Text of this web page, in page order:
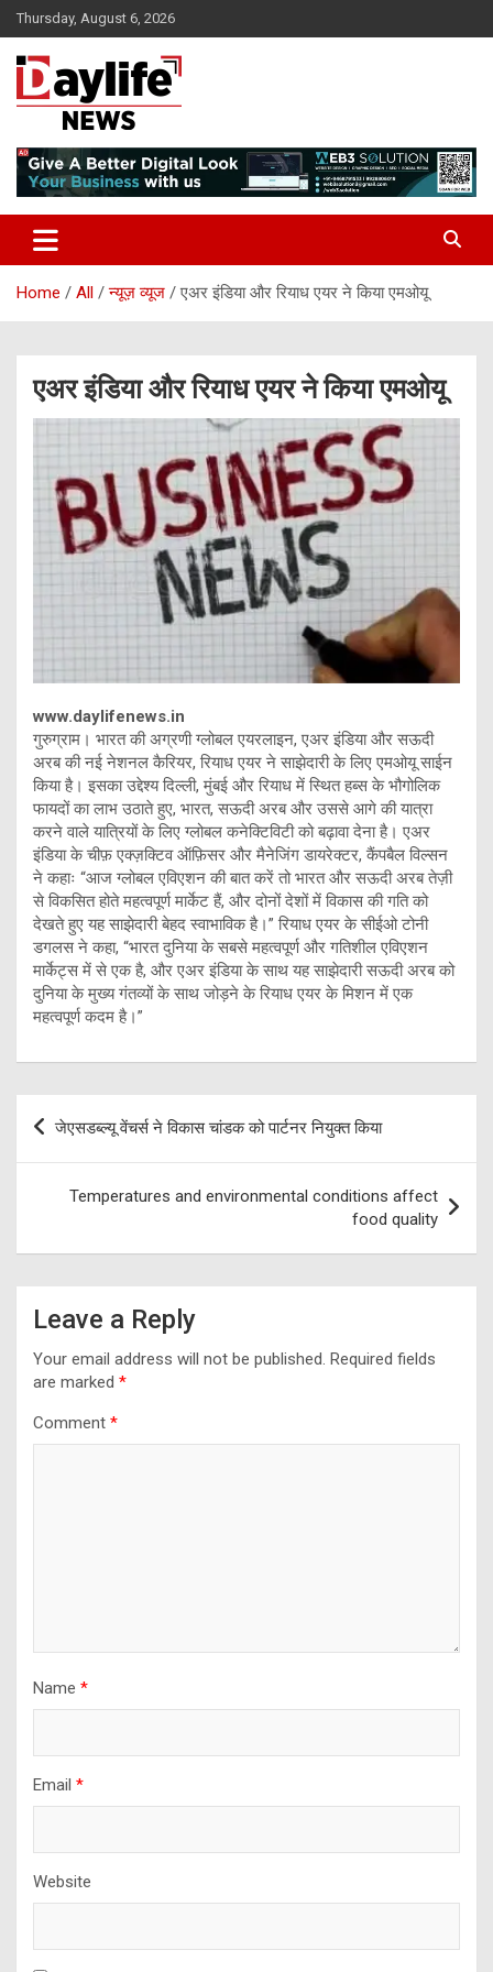
Skip
to
content
Thursday, August 6, 2026
daylifenews
Home All न्यूज़ व्यूज एअर इंडिया और रियाध एयर ने किया एमओयू
एअर इंडिया और रियाध एयर ने किया एमओयू
www.daylifenews.in
गुरुग्राम। भारत की अग्रणी ग्लोबल एयरलाइन, एअर इंडिया और सऊदी
अरब की नई नेशनल कैरियर, रियाध एयर ने साझेदारी के लिए एमओयू साईन
किया है। इसका उद्देश्य दिल्ली, मुंबई और रियाध में स्थित हब्स के भौगोलिक
फायदों का लाभ उठाते हुए, भारत, सऊदी अरब और उससे आगे की यात्रा
करने वाले यात्रियों के लिए ग्लोबल कनेक्टिविटी को बढ़ावा देना है। एअर
इंडिया के चीफ़ एक्ज़क्टिव ऑफ़िसर और मैनेजिंग डायरेक्टर, कैंपबैल विल्सन
ने कहाः “आज ग्लोबल एविएशन की बात करें तो भारत और सऊदी अरब तेज़ी
से विकसित होते महत्वपूर्ण मार्केट हैं, और दोनों देशों में विकास की गति को
देखते हुए यह साझेदारी बेहद स्वाभाविक है।” रियाध एयर के सीईओ टोनी
डगलस ने कहा, “भारत दुनिया के सबसे महत्वपूर्ण और गतिशील एविएशन
मार्केट्स में से एक है, और एअर इंडिया के साथ यह साझेदारी सऊदी अरब को
दुनिया के मुख्य गंतव्यों के साथ जोड़ने के रियाध एयर के मिशन में एक
महत्वपूर्ण कदम है।”
Post
navigation
जेएसडब्ल्यू वेंचर्स ने विकास चांडक को पार्टनर नियुक्त किया
Temperatures and environmental conditions affect
food quality
Leave a Reply
Your email address will not be published. Required fields
are marked *
Comment *
Name *
Email *
Website